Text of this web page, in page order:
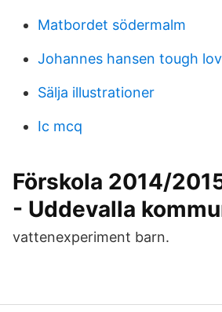
Matbordet södermalm
Johannes hansen tough
Sälja illustrationer
Ic mcq
Förskola 2014/
- Uddevalla
vattenexperiment barn.